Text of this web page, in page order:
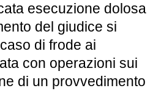
esecuzione dolosa
del giudice si
di frode ai
con operazioni sui
di un provvedimento